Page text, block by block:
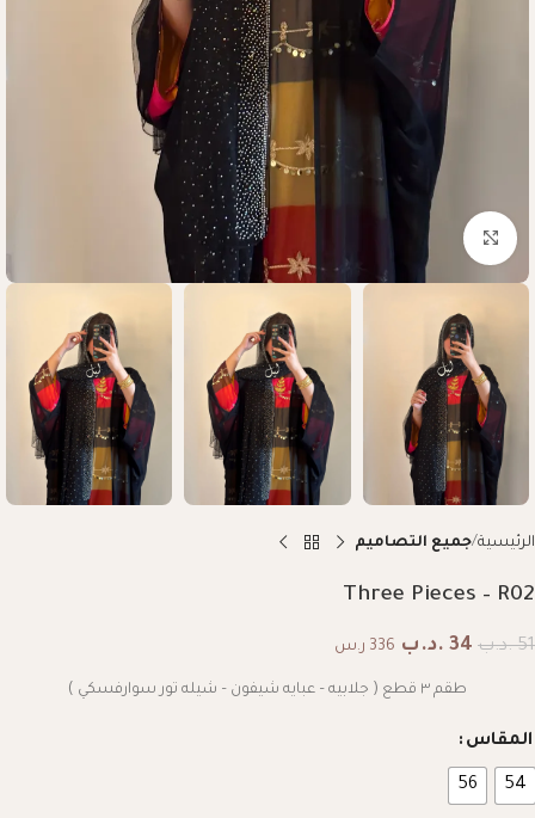
Click to enlarge
الرئيسية جميع التصاميم
Three Pieces – R02
51 .د.ب 34 .د.ب 336 ر.س
طقم ٣ قطع ( جلابيه – عبايه شيفون – شيله تور سوارفسكي )
المقاس
54
56